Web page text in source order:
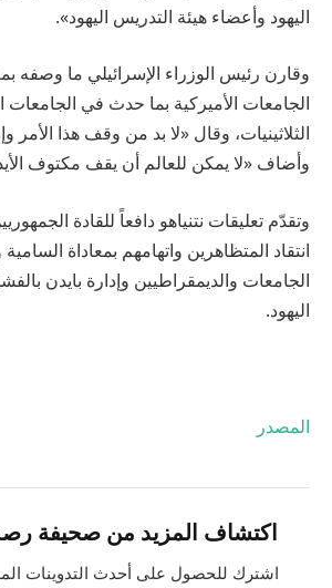
اليهود وأعضاء هيئة التدريس اليهود».
وقارن رئيس الوزراء الإسرائيلي ما وصفه
الجامعات الأميركية بما حدث في الجامعات
الثلاثينيات، وقال «لا بد من وقف هذا الأمر
وأضاف «لا يمكن للعالم أن يقف مكتوف
وتقدّم تعليقات نتنياهو دافعاً للقادة
انتقاد المتظاهرين واتهامهم بمعاداة
الجامعات والديمقراطيين وإدارة بايدن
اليهود.
المصدر
اكتشاف المزيد من صحيفة رصد
اشترك للحصول على أحدث التدوينات